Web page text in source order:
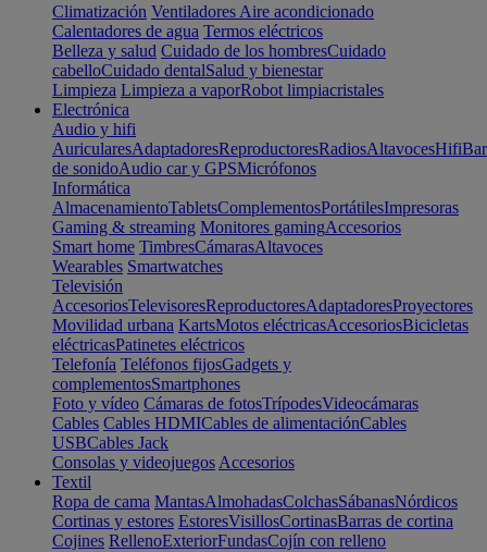
Climatización Ventiladores Aire acondicionado
Calentadores de agua Termos eléctricos
Belleza y salud Cuidado de los hombresCuidado
cabelloCuidado dentalSalud y bienestar
Limpieza Limpieza a vaporRobot limpiacristales
Electrónica
Audio y hifi
AuricularesAdaptadoresReproductoresRadiosAltavocesHifi
de sonidoAudio car y GPSMicrófonos
Informática
AlmacenamientoTabletsComplementosPortátilesImpresoras
Gaming & streaming Monitores gamingAccesorios
Smart home TimbresCámarasAltavoces
Wearables Smartwatches
Televisión
AccesoriosTelevisoresReproductoresAdaptadoresProyectores
Movilidad urbana KartsMotos eléctricasAccesoriosBicicletas
eléctricasPatinetes eléctricos
Telefonía Teléfonos fijosGadgets y
complementosSmartphones
Foto y vídeo Cámaras de fotosTrípodesVideocámaras
Cables Cables HDMICables de alimentaciónCables
USBCables Jack
Consolas y videojuegos Accesorios
Textil
Ropa de cama MantasAlmohadasColchasSábanasNórdicos
Cortinas y estores EstoresVisillosCortinasBarras de cortina
Cojines RellenoExteriorFundasCojín con relleno